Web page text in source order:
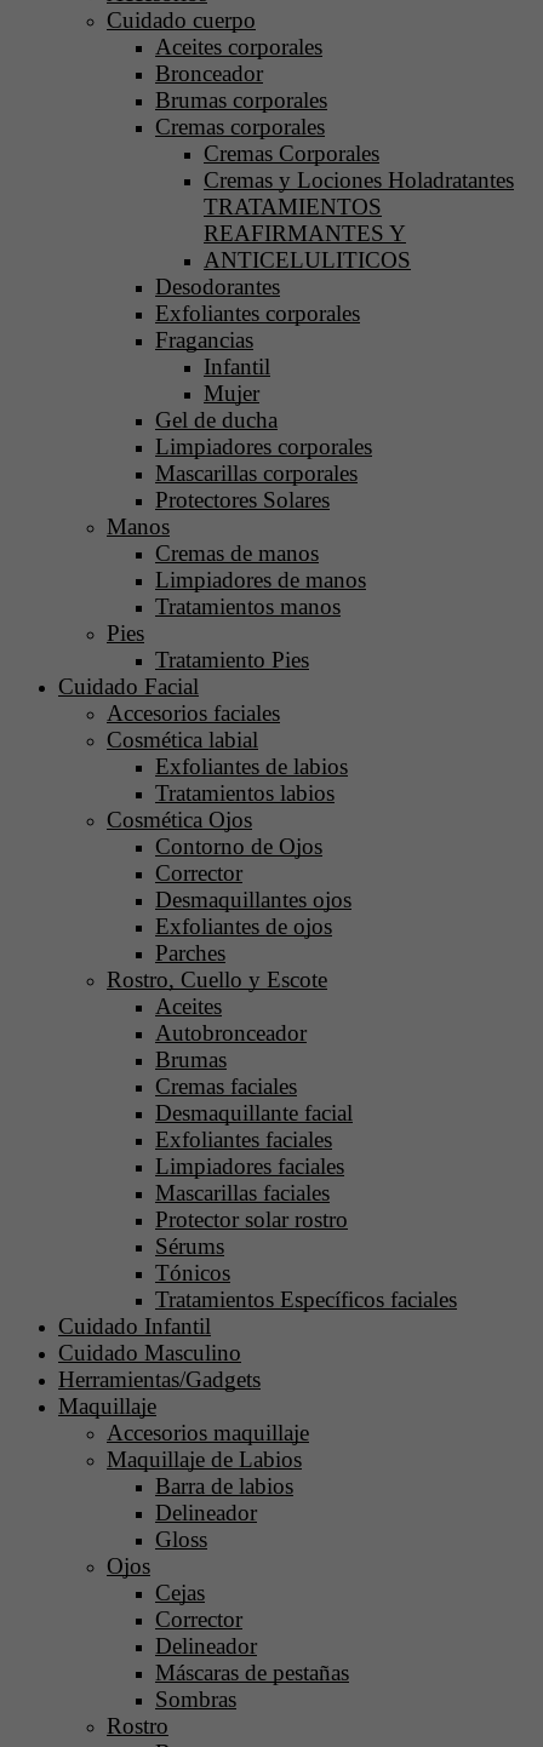
Cuidado cuerpo
Aceites corporales
Bronceador
Brumas corporales
Cremas corporales
Cremas Corporales
Cremas y Lociones Holadratantes
TRATAMIENTOS
REAFIRMANTES Y
ANTICELULITICOS
Desodorantes
Exfoliantes corporales
Fragancias
Infantil
Mujer
Gel de ducha
Limpiadores corporales
Mascarillas corporales
Protectores Solares
Manos
Cremas de manos
Limpiadores de manos
Tratamientos manos
Pies
Tratamiento Pies
Cuidado Facial
Accesorios faciales
Cosmética labial
Exfoliantes de labios
Tratamientos labios
Cosmética Ojos
Contorno de Ojos
Corrector
Desmaquillantes ojos
Exfoliantes de ojos
Parches
Rostro, Cuello y Escote
Aceites
Autobronceador
Brumas
Cremas faciales
Desmaquillante facial
Exfoliantes faciales
Limpiadores faciales
Mascarillas faciales
Protector solar rostro
Sérums
Tónicos
Tratamientos Específicos faciales
Cuidado Infantil
Cuidado Masculino
Herramientas/Gadgets
Maquillaje
Accesorios maquillaje
Maquillaje de Labios
Barra de labios
Delineador
Gloss
Ojos
Cejas
Corrector
Delineador
Máscaras de pestañas
Sombras
Rostro